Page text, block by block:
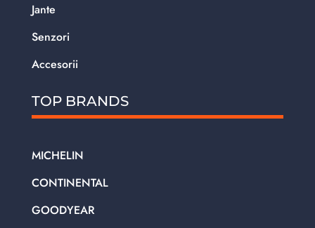
Jante
Senzori
Accesorii
TOP BRANDS
MICHELIN
CONTINENTAL
GOODYEAR